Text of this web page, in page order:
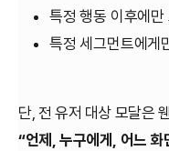
특정 행동 이후에
특정 세그먼트에게
단, 전 유저 대상 모달은
“언제, 누구에게, 어느 화